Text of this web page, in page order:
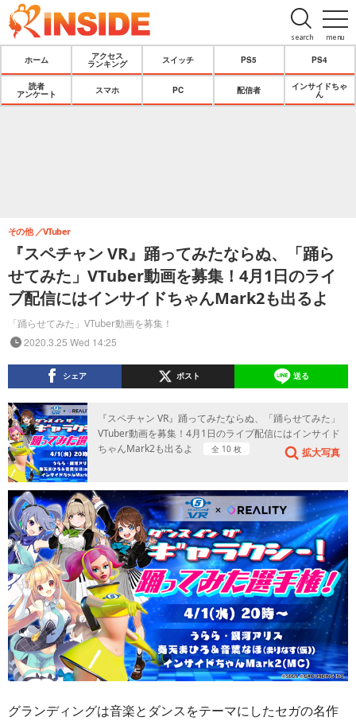
menu
search
ホーム
アクセス
ランキング
スイッチ PS5 PS4
読者
アンケート
スマホ PC 配信者
インサイドちゃ
ん
『スペチャン VR』踊ってみたならぬ、「踊ら
せてみた」VTuber動画を募集！4月1日のライ
ブ配信にはインサイドちゃんMark2も出るよ
「踊らせてみた」VTuber動画を募集！
その他 VTuber
2020.3.25 Wed 14:25
シェア ポスト 送る
『スペチャン VR』踊ってみたならぬ、「踊らせてみた」
VTuber動画を募集！4月1日のライブ配信にはインサイド
ちゃんMark2も出るよ
全 10 枚 拡大写真
グランディングは音楽とダンスをテーマにしたセガの名作